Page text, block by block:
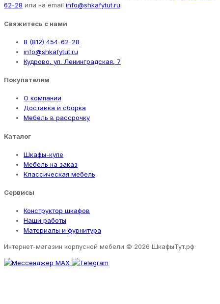
62-28 или на email info@shkafytut.ru.
Свяжитесь с нами
8 (812) 454-62-28
info@shkafytut.ru
Кудрово, ул. Ленинградская, 7
Покупателям
О компании
Доставка и сборка
Мебель в рассрочку
Каталог
Шкафы-купе
Мебель на заказ
Классическая мебель
Сервисы
Конструктор шкафов
Наши работы
Материалы и фурнитура
Интернет-магазин корпусной мебели © 2026 ШкафыТут.рф